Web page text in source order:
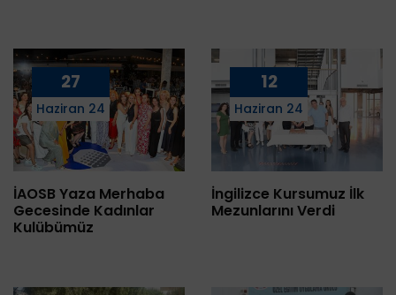
27
Haziran 24
İAOSB Yaza Merhaba
Gecesinde Kadınlar
Kulübümüz
12
Haziran 24
İngilizce Kursumuz İlk
Mezunlarını Verdi